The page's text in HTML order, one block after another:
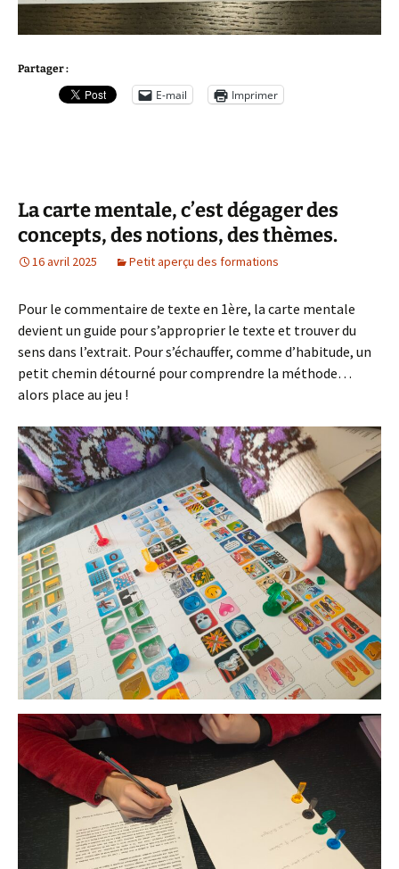
Partager :
E-mail Imprimer
La carte mentale, c’est dégager des
concepts, des notions, des thèmes.
16 avril 2025 Petit aperçu des formations
Pour le commentaire de texte en 1ère, la carte mentale
devient un guide pour s’approprier le texte et trouver du
sens dans l’extrait. Pour s’échauffer, comme d’habitude, un
petit chemin détourné pour comprendre la méthode…
alors place au jeu !